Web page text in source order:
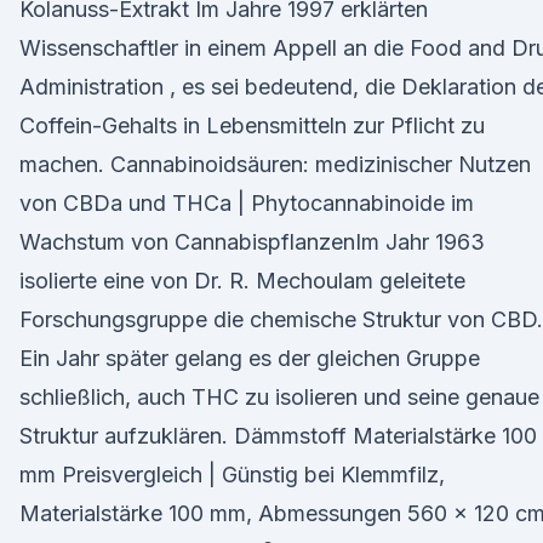
Kolanuss-Extrakt Im Jahre 1997 erklärten
Wissenschaftler in einem Appell an die Food and
Administration , es sei bedeutend, die Deklaration
Coffein-Gehalts in Lebensmitteln zur Pflicht zu
machen. Cannabinoidsäuren: medizinischer Nutzen
von CBDa und THCa | Phytocannabinoide im
Wachstum von CannabispflanzenIm Jahr 1963
isolierte eine von Dr. R. Mechoulam geleitete
Forschungsgruppe die chemische Struktur von CBD.
Ein Jahr später gelang es der gleichen Gruppe
schließlich, auch THC zu isolieren und seine genaue
Struktur aufzuklären. Dämmstoff Materialstärke 100
mm Preisvergleich | Günstig bei Klemmfilz,
Materialstärke 100 mm, Abmessungen 560 x 120